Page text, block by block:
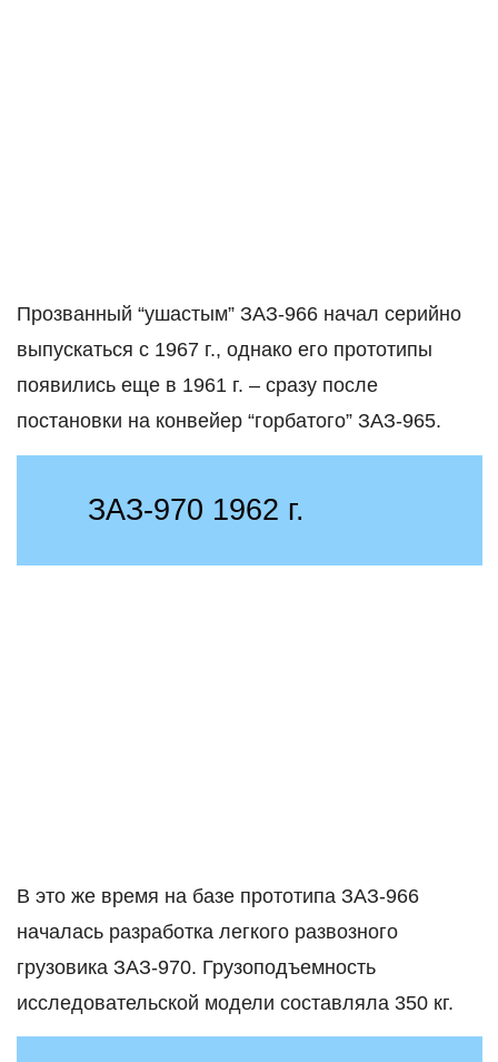
Прозванный “ушастым” ЗАЗ-966 начал серийно
выпускаться с 1967 г., однако его прототипы
появились еще в 1961 г. – сразу после
постановки на конвейер “горбатого” ЗАЗ-965.
ЗАЗ-970 1962 г.
В это же время на базе прототипа ЗАЗ-966
началась разработка легкого развозного
грузовика ЗАЗ-970. Грузоподъемность
исследовательской модели составляла 350 кг.